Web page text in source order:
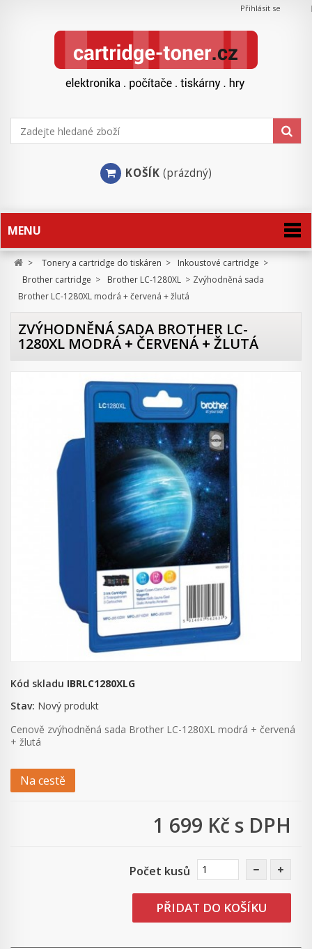
Přihlásit se
KOŠÍK (prázdný)
MENU
> Tonery a cartridge do tiskáren > Inkoustové cartridge >
Brother cartridge > Brother LC-1280XL > Zvýhodněná sada
Brother LC-1280XL modrá + červená + žlutá
ZVÝHODNĚNÁ SADA BROTHER LC-
1280XL MODRÁ + ČERVENÁ + ŽLUTÁ
Kód skladu IBRLC1280XLG
Stav: Nový produkt
Cenově zvýhodněná sada Brother LC-1280XL modrá + červená
+ žlutá
Na cestě
1 699 Kč s DPH
Počet kusů
PŘIDAT DO KOŠÍKU